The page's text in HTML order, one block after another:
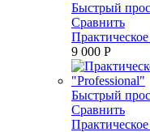
Быстрый
Сравнить
9 000 P
Быстрый
Сравнить